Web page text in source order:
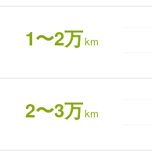
1〜2万km
2〜3万km